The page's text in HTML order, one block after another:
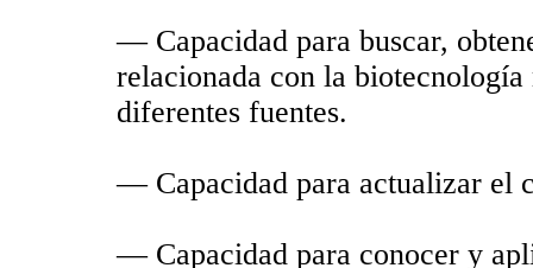
— Capacidad para buscar,
relacionada con la
diferentes fuentes.
— Capacidad para actualizar el
— Capacidad para conocer y